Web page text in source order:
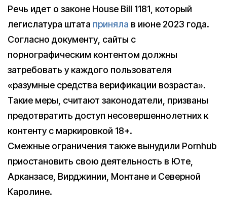
Речь идет о законе House Bill 1181, который
легислатура штата приняла в июне 2023 года.
Согласно документу, сайты с
порнографическим контентом должны
затребовать у каждого пользователя
«разумные средства верификации возраста».
Такие меры, считают законодатели, призваны
предотвратить доступ несовершеннолетних к
контенту с маркировкой 18+.
Смежные ограничения также вынудили Pornhub
приостановить свою деятельность в Юте,
Арканзасе, Вирджинии, Монтане и Северной
Каролине.